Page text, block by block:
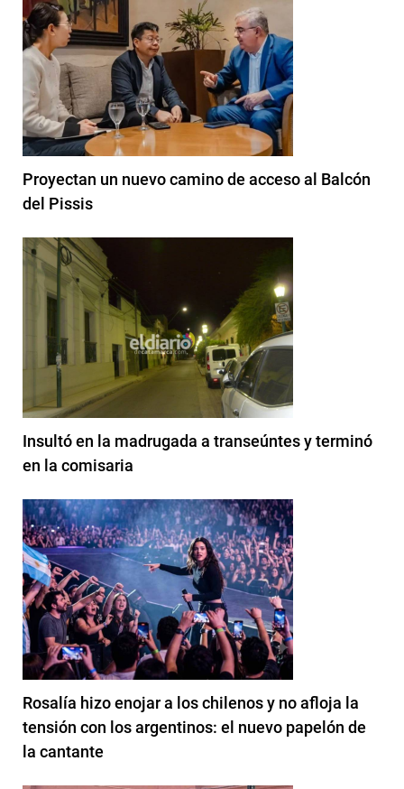
Proyectan un nuevo camino de acceso al Balcón
del Pissis
Insultó en la madrugada a transeúntes y terminó
en la comisaria
Rosalía hizo enojar a los chilenos y no afloja la
tensión con los argentinos: el nuevo papelón de
la cantante